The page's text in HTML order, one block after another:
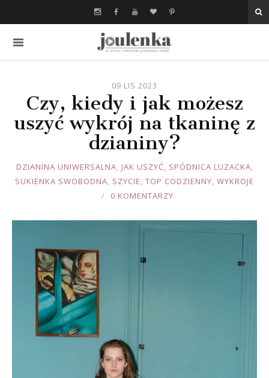
09 LIS 2023
Czy, kiedy i jak możesz
uszyć wykrój na tkaninę z
dzianiny?
JOULE
DZIANINA UNIWERSALNA, JAK USZYĆ, SPÓDNICA LUZACKA,
SUKIENKA SWOBODNA, SZYCIE, TOP CODZIENNY, WYKROJE
0 KOMENTARZY